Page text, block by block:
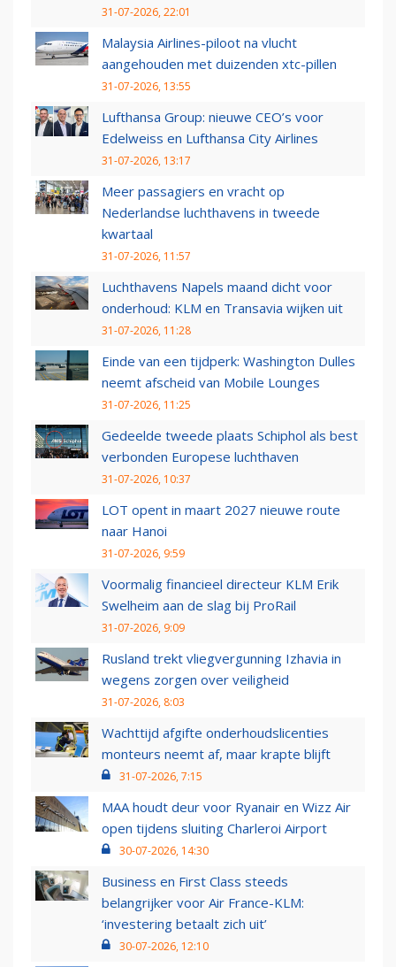
31-07-2026, 22:01
Malaysia Airlines-piloot na vlucht
aangehouden met duizenden xtc-pillen
31-07-2026, 13:55
Lufthansa Group: nieuwe CEO’s voor
Edelweiss en Lufthansa City Airlines
31-07-2026, 13:17
Meer passagiers en vracht op
Nederlandse luchthavens in tweede
kwartaal
31-07-2026, 11:57
Luchthavens Napels maand dicht voor
onderhoud: KLM en Transavia wijken uit
31-07-2026, 11:28
Einde van een tijdperk: Washington Dulles
neemt afscheid van Mobile Lounges
31-07-2026, 11:25
Gedeelde tweede plaats Schiphol als best
verbonden Europese luchthaven
31-07-2026, 10:37
LOT opent in maart 2027 nieuwe route
naar Hanoi
31-07-2026, 9:59
Voormalig financieel directeur KLM Erik
Swelheim aan de slag bij ProRail
31-07-2026, 9:09
Rusland trekt vliegvergunning Izhavia in
wegens zorgen over veiligheid
31-07-2026, 8:03
Wachttijd afgifte onderhoudslicenties
monteurs neemt af, maar krapte blijft
31-07-2026, 7:15
MAA houdt deur voor Ryanair en Wizz Air
open tijdens sluiting Charleroi Airport
30-07-2026, 14:30
Business en First Class steeds
belangrijker voor Air France-KLM:
‘investering betaalt zich uit’
30-07-2026, 12:10